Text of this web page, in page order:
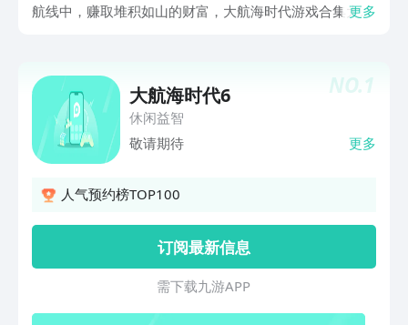
航线中，赚取堆积如山的财富，大航海时代游戏合集大
戏魅力。
更多
NO.1
大航海时代6
休闲益智
敬请期待
更多
人气预约榜TOP100
订阅最新信息
需 下 载 九 游 A P P